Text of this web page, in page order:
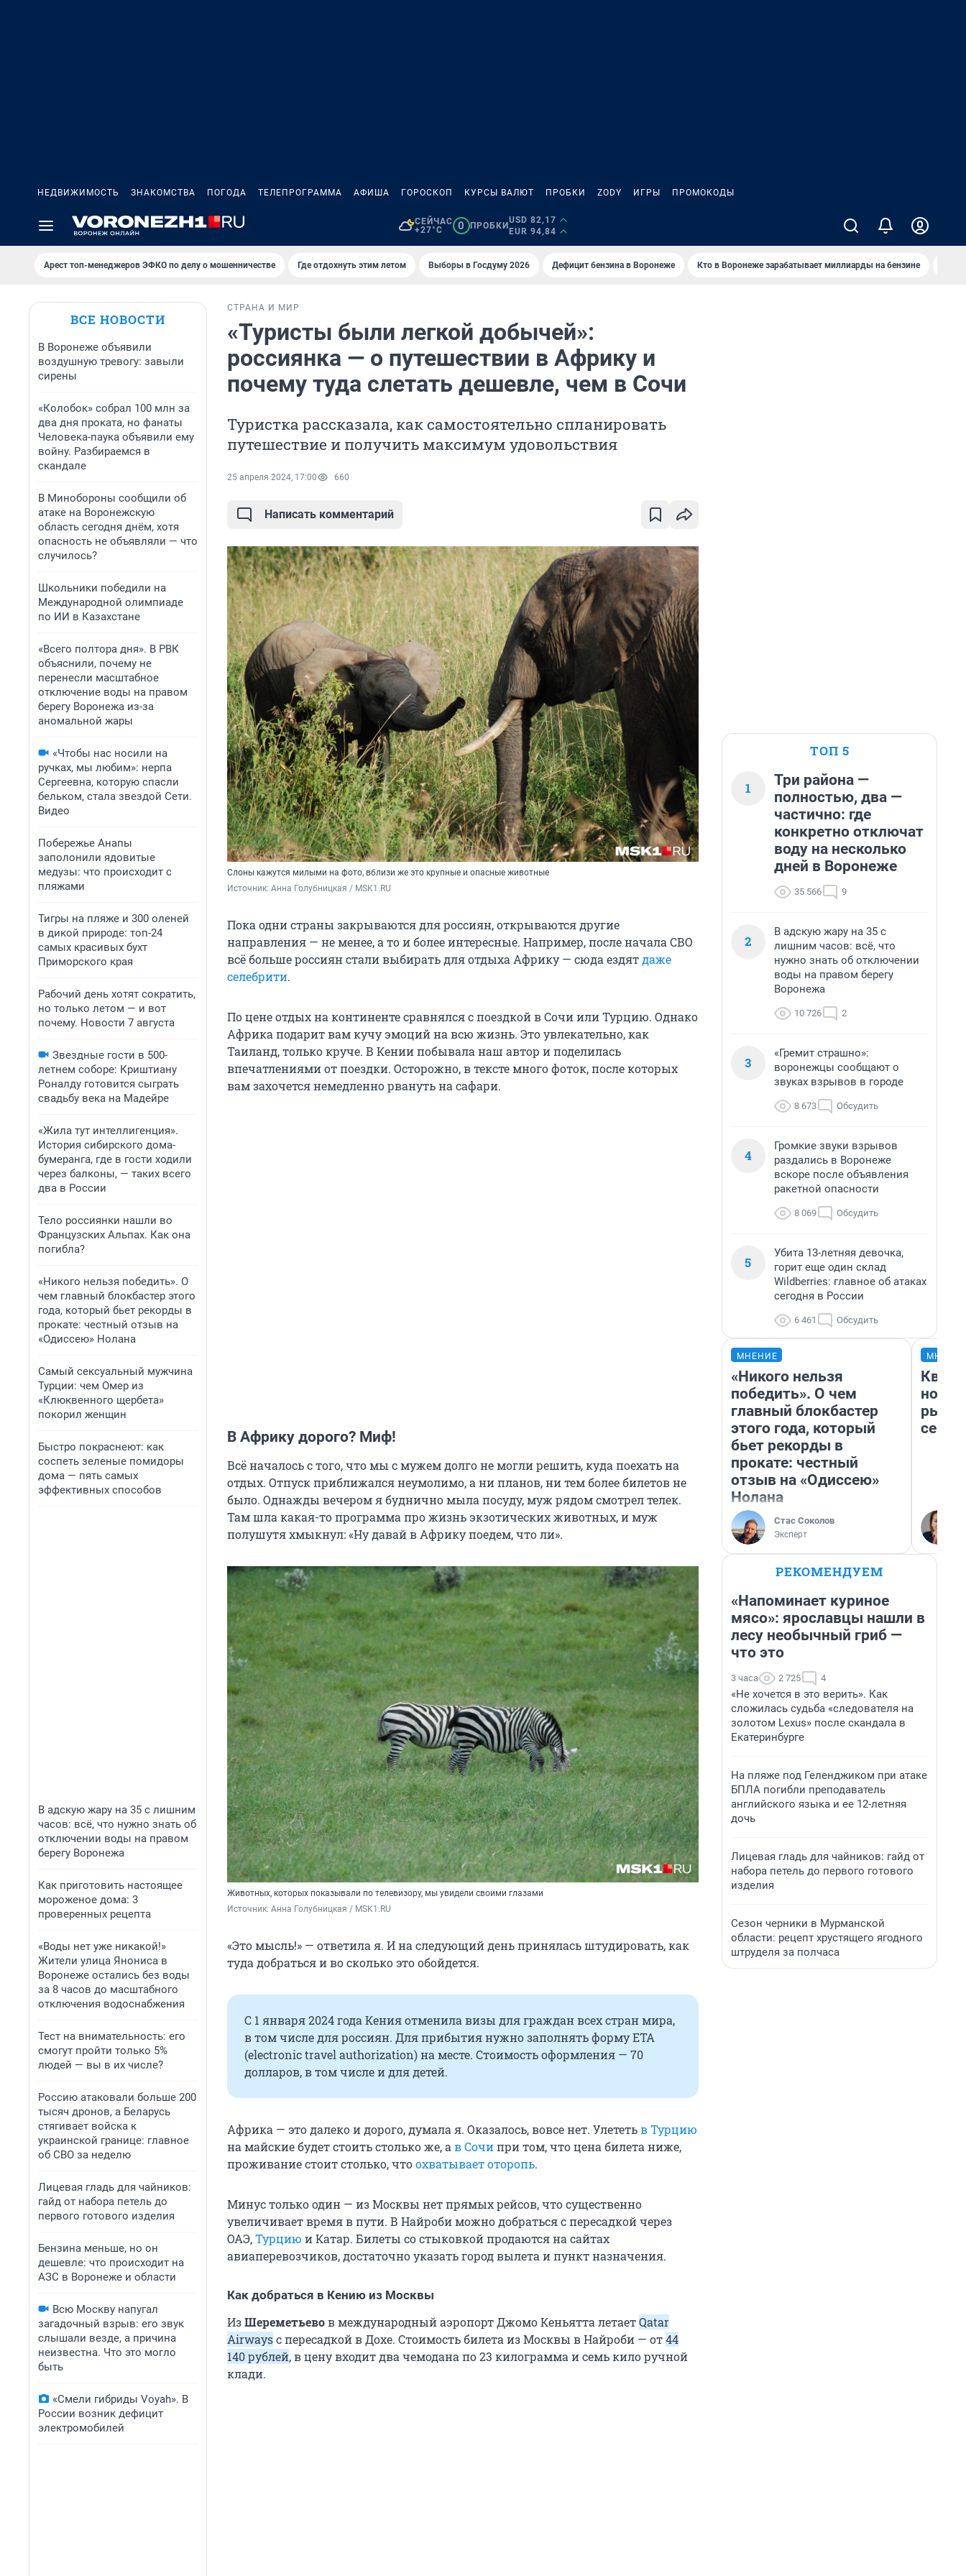
НЕДВИЖИМОСТЬ ЗНАКОМСТВА ПОГОДА ТЕЛЕПРОГРАММА АФИША ГОРОСКОП КУРСЫ ВАЛЮТ ПРОБКИ ZODY ИГРЫ ПРОМОКОДЫ
СЕЙЧАС
+27°C
0 ПРОБКИ
USD 82,17
EUR 94,84
Арест топ-менеджеров ЭФКО по делу о мошенничестве Где отдохнуть этим летом Выборы в Госдуму 2026 Дефицит бензина в Воронеже Кто в Воронеже зарабатывает миллиарды на бензине
ВСЕ НОВОСТИ
В Воронеже объявили
воздушную тревогу: завыли
сирены
«Колобок» собрал 100 млн за
два дня проката, но фанаты
Человека-паука объявили ему
войну. Разбираемся в
скандале
В Минобороны сообщили об
атаке на Воронежскую
область сегодня днём, хотя
опасность не объявляли — что
случилось?
Школьники победили на
Международной олимпиаде
по ИИ в Казахстане
«Всего полтора дня». В РВК
объяснили, почему не
перенесли масштабное
отключение воды на правом
берегу Воронежа из-за
аномальной жары
«Чтобы нас носили на
ручках, мы любим»: нерпа
Сергеевна, которую спасли
бельком, стала звездой Сети.
Видео
Побережье Анапы
заполонили ядовитые
медузы: что происходит с
пляжами
Тигры на пляже и 300 оленей
в дикой природе: топ-24
самых красивых бухт
Приморского края
Рабочий день хотят сократить,
но только летом — и вот
почему. Новости 7 августа
Звездные гости в 500-
летнем соборе: Криштиану
Роналду готовится сыграть
свадьбу века на Мадейре
«Жила тут интеллигенция».
История сибирского дома-
бумеранга, где в гости ходили
через балконы, — таких всего
два в России
Тело россиянки нашли во
Французских Альпах. Как она
погибла?
«Никого нельзя победить». О
чем главный блокбастер этого
года, который бьет рекорды в
прокате: честный отзыв на
«Одиссею» Нолана
Самый сексуальный мужчина
Турции: чем Омер из
«Клюквенного щербета»
покорил женщин
Быстро покраснеют: как
соспеть зеленые помидоры
дома — пять самых
эффективных способов
В адскую жару на 35 с лишним
часов: всё, что нужно знать об
отключении воды на правом
берегу Воронежа
Как приготовить настоящее
мороженое дома: 3
проверенных рецепта
«Воды нет уже никакой!»
Жители улица Янониса в
Воронеже остались без воды
за 8 часов до масштабного
отключения водоснабжения
Тест на внимательность: его
смогут пройти только 5%
людей — вы в их числе?
Россию атаковали больше 200
тысяч дронов, а Беларусь
стягивает войска к
украинской границе: главное
об СВО за неделю
Лицевая гладь для чайников:
гайд от набора петель до
первого готового изделия
Бензина меньше, но он
дешевле: что происходит на
АЗС в Воронеже и области
Всю Москву напугал
загадочный взрыв: его звук
слышали везде, а причина
неизвестна. Что это могло
быть
«Смели гибриды Voyah». В
России возник дефицит
электромобилей
СТРАНА И МИР
«Туристы были легкой добычей»:
россиянка — о путешествии в Африку и
почему туда слетать дешевле, чем в Сочи
Туристка рассказала, как самостоятельно спланировать
путешествие и получить максимум удовольствия
25 апреля 2024, 17:00 660
Написать комментарий
Слоны кажутся милыми на фото, вблизи же это крупные и опасные животные
Источник: Анна Голубницкая / MSK1.RU
Пока одни страны закрываются для россиян, открываются другие
направления — не менее, а то и более интересные. Например, после начала СВО
всё больше россиян стали выбирать для отдыха Африку — сюда ездятдаже
селебрити.
По цене отдых на континенте сравнялся с поездкой в Сочи или Турцию. Однако
Африка подарит вам кучу эмоций на всю жизнь. Это увлекательно, как
Таиланд, только круче. В Кении побывала наш автор и поделилась
впечатлениями от поездки. Осторожно, в тексте много фоток, после которых
вам захочется немедленно рвануть на сафари.
В Африку дорого? Миф!
Всё началось с того, что мы с мужем долго не могли решить, куда поехать на
отдых. Отпуск приближался неумолимо, а ни планов, ни тем более билетов не
было. Однажды вечером я буднично мыла посуду, муж рядом смотрел телек.
Там шла какая-то программа про жизнь экзотических животных, и муж
полушутя хмыкнул: «Ну давай в Африку поедем, что ли».
Животных, которых показывали по телевизору, мы увидели своими глазами
Источник: Анна Голубницкая / MSK1.RU
«Это мысль!» — ответила я. И на следующий день принялась штудировать, как
туда добраться и во сколько это обойдется.
С 1 января 2024 года Кения отменила визы для граждан всех стран мира,
в том числе для россиян. Для прибытия нужно заполнять форму ETA
(electronic travel authorization) на месте. Стоимость оформления — 70
долларов, в том числе и для детей.
Африка — это далеко и дорого, думала я. Оказалось, вовсе нет. Улететьв Турцию
на майские будет стоить столько же, а в Сочипри том, что цена билета ниже,
проживание стоит столько, чтоохватывает оторопь.
Минус только один — из Москвы нет прямых рейсов, что существенно
увеличивает время в пути. В Найроби можно добраться с пересадкой через
ОАЭ,Турцию и Катар. Билеты со стыковкой продаются на сайтах
авиаперевозчиков, достаточно указать город вылета и пункт назначения.
Как добраться в Кению из Москвы
ИзШереметьевов международный аэропорт Джомо Кеньятта летаетQatar
Airwaysс пересадкой в Дохе. Стоимость билета из Москвы в Найроби — от44
140рублей, в цену входит два чемодана по 23 килограмма и семь кило ручной
клади.
ТОП 5
1
Три района —
полностью, два —
частично: где
конкретно отключат
воду на несколько
дней в Воронеже
35 566 9
2
В адскую жару на 35 с
лишним часов: всё, что
нужно знать об отключении
воды на правом берегу
Воронежа
10 726 2
3
«Гремит страшно»:
воронежцы сообщают о
звуках взрывов в городе
8 673 Обсудить
4
Громкие звуки взрывов
раздались в Воронеже
вскоре после объявления
ракетной опасности
8 069 Обсудить
5
Убита 13-летняя девочка,
горит еще один склад
Wildberries: главное об атаках
сегодня в России
6 461 Обсудить
МНЕНИЕ
«Никого нельзя
победить». О чем
главный блокбастер
этого года, который
бьет рекорды в
прокате: честный
отзыв на «Одиссею»
Нолана
Стас Соколов
Эксперт
но
РЕКОМЕНДУЕМ
«Напоминает куриное
мясо»: ярославцы нашли в
лесу необычный гриб —
что это
3 часа 2 725 4
«Не хочется в это верить». Как
сложилась судьба «следователя на
золотом Lexus» после скандала в
Екатеринбурге
На пляже под Геленджиком при атаке
БПЛА погибли преподаватель
английского языка и ее 12-летняя
дочь
Лицевая гладь для чайников: гайд от
набора петель до первого готового
изделия
Сезон черники в Мурманской
области: рецепт хрустящего ягодного
штруделя за полчаса